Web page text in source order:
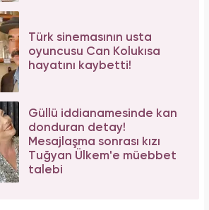
Türk sinemasının usta
oyuncusu Can Kolukısa
hayatını kaybetti!
Güllü iddianamesinde kan
donduran detay!
Mesajlaşma sonrası kızı
Tuğyan Ülkem'e müebbet
talebi